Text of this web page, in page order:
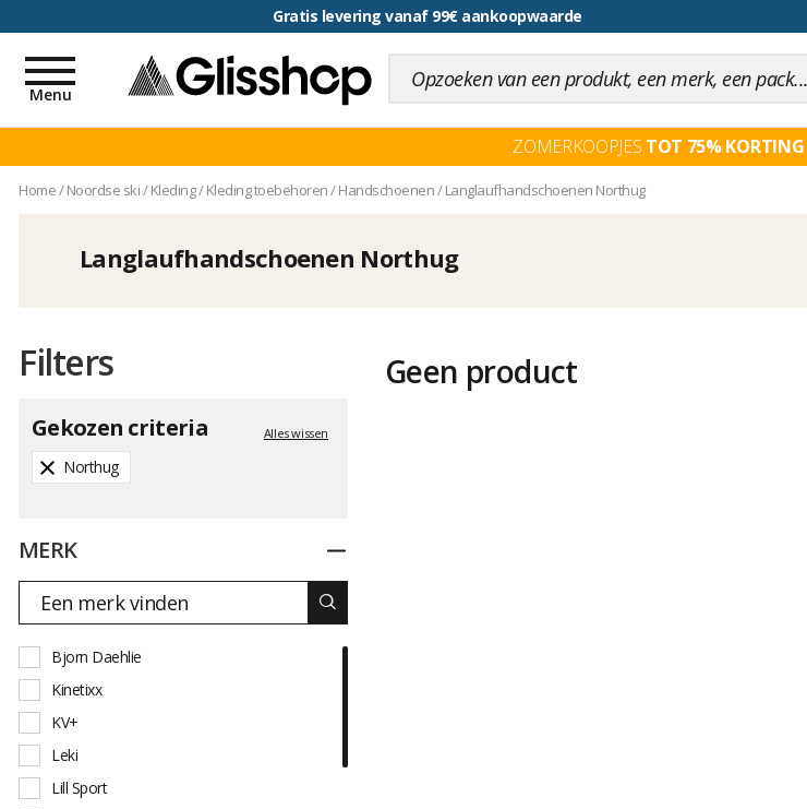
voor een 100 dagen inruiling
Toggle
navigation
Menu
ZOMERKOOPJES TOT 75% KORTING
Home/ Noordse ski/Kleding/Kleding toebehoren/Handschoenen/Langlaufhandschoenen Northug
Langlaufhandschoenen Northug
Filters
Gekozen criteria Alles wissen
Northug
MERK Dichtplooien
Bjorn Daehlie
Kinetixx
KV+
Leki
Lill Sport
Geen product